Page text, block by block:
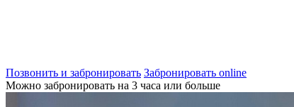
Позвонить и забронировать Забронировать online
Можно забронировать на 3 часа или больше